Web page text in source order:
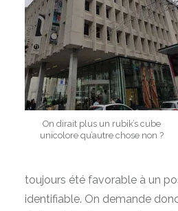
On dirait plus un rubik’s cube
unicolore qu’autre chose non ?
toujours été favorable à un
identifiable. On demande